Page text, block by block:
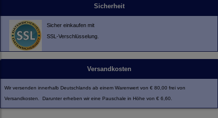
Sicherheit
Sicher einkaufen mit
SSL-Verschlüsselung.
Versandkosten
Wir versenden innerhalb Deutschlands ab einem Warenwert von € 80,00 frei von
Versandkosten. Darunter erheben wir eine Pauschale in Höhe von € 6,60.